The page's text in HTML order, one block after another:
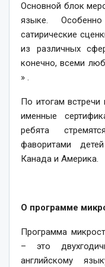
Основной блок
языке. Особенно
сатирические
из различных
конечно, всеми
» .
По итогам
именные
ребята
фаворитами
Канада и Америка.
О программе
Программа
– это
английскому